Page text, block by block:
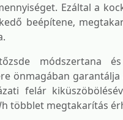
Ezáltal a
beépítene,
módszertana
önmagában
felár
többlet megtakarítás